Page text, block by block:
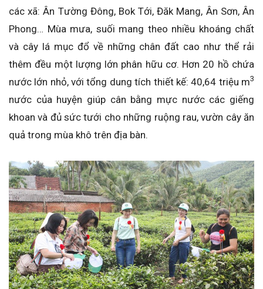
các xã: Ân Tường Đông, Bok Tới, Đăk Mang, Ân Sơn, Ân
Phong… Mùa mưa, suối mang theo nhiều khoáng chất
và cây lá mục đổ về những chân đất cao như thể rải
thêm đều một lượng lớn phân hữu cơ. Hơn 20 hồ chứa
nước lớn nhỏ, với tổng dung tích thiết kế: 40,64 triệu m3
nước của huyện giúp cân bằng mực nước các giếng
khoan và đủ sức tưới cho những ruộng rau, vườn cây ăn
quả trong mùa khô trên địa bàn.